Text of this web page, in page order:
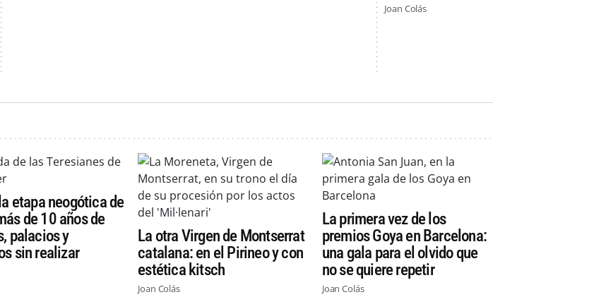
Joan Colás
etapa neogótica de
de 10 años de
palacios y
sin realizar
La otra Virgen de Montserrat
catalana: en el Pirineo y con
estética kitsch
Joan Colás
La primera vez de los
premios Goya en Barcelona:
una gala para el olvido que
no se quiere repetir
Joan Colás